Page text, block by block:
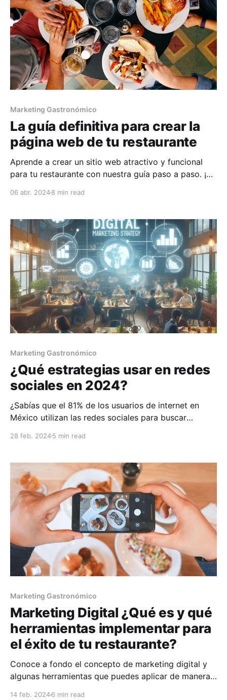
Marketing Gastronómico
La guía definitiva para crear la
página web de tu restaurante
Aprende a crear un sitio web atractivo y funcional
para tu restaurante con nuestra guía paso a paso. ¡Es
06 abr. 20248 min read
Marketing Gastronómico
¿Qué estrategias usar en redes
sociales en 2024?
¿Sabías que el 81% de los usuarios de internet en
México utilizan las redes sociales para buscar
28 feb. 20245 min read
Marketing Gastronómico
Marketing Digital ¿Qué es y qué
herramientas implementar para
el éxito de tu restaurante?
Conoce a fondo el concepto de marketing digital y
algunas herramientas que puedes aplicar de manera
14 feb. 20246 min read